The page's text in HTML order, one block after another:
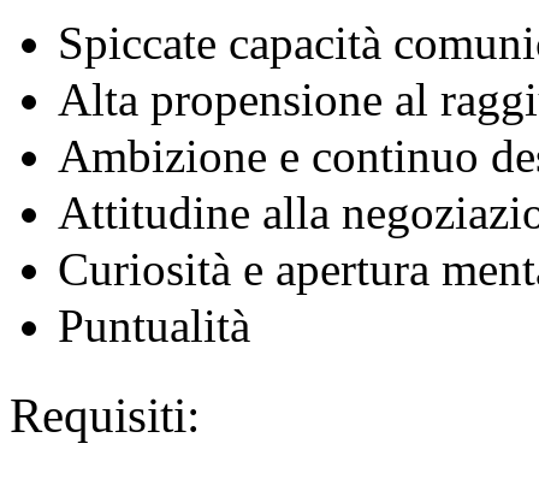
Spiccate capacità
Alta propensione al
Ambizione e continuo
Attitudine alla
Curiosità e apertura
Puntualità
Requisiti: